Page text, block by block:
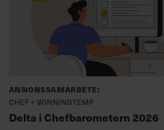
Annonssamarbete:
Chef + Winningtemp
Delta i Chefbarometern 2026